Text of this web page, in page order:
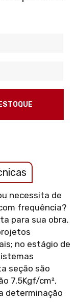
necessita de
frequência?
para sua obra.
no estágio de
seção são
7,5Kgf/cm²,
determinação